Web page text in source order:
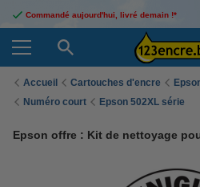
Commandé aujourd'hui, livré demain !*
Accueil Cartouches d'encre
Numéro court
Epson 502XL série
Epson offre : Kit de nettoyage